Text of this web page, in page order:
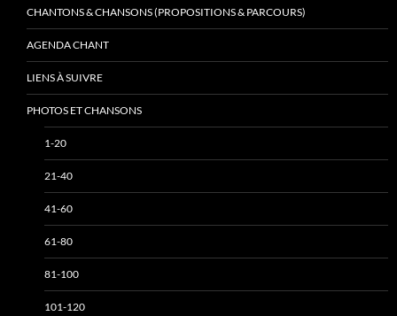
CHANTONS & CHANSONS (PROPOSITIONS & PARCOURS)
AGENDA CHANT
LIENS À SUIVRE
PHOTOS ET CHANSONS
1-20
21-40
41-60
61-80
81-100
101-120